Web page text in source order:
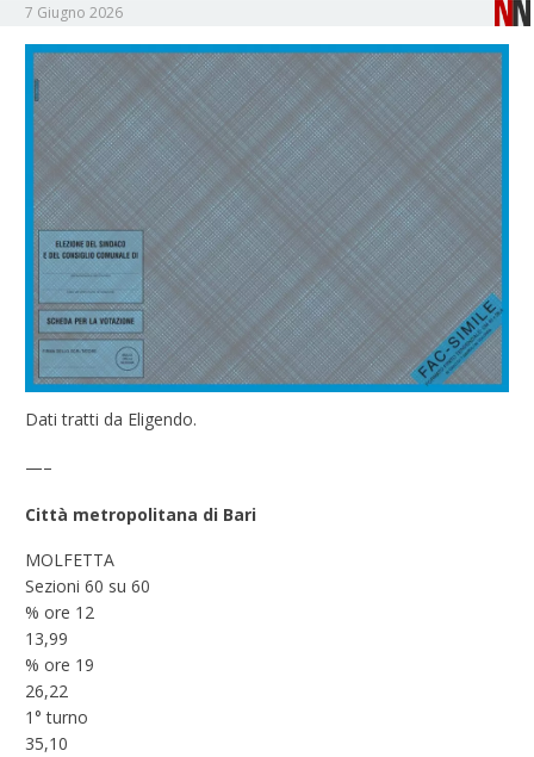
7 Giugno 2026
Dati tratti da Eligendo.
—–
Città metropolitana di Bari
MOLFETTA
Sezioni 60 su 60
% ore 12
13,99
% ore 19
26,22
1° turno
35,10